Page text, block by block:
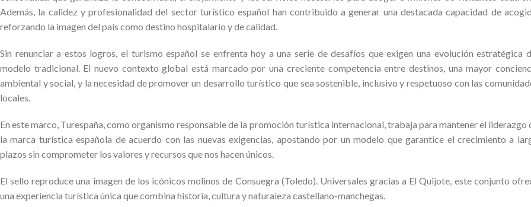
Además, la calidez y profesionalidad del sector turístico español han contribuido a generar una destacada capacidad de
reforzando la imagen del país como destino hospitalario y de calidad.
Sin renunciar a estos logros, el turismo español se enfrenta hoy a una serie de desafíos que exigen una evolución estratégica
modelo tradicional. El nuevo contexto global está marcado por una creciente competencia entre destinos, una mayor
ambiental y social, y la necesidad de promover un desarrollo turístico que sea sostenible, inclusivo y respetuoso con las
locales.
En este marco, Turespaña, como organismo responsable de la promoción turística internacional, trabaja para mantener el liderazgo
la marca turística española de acuerdo con las nuevas exigencias, apostando por un modelo que garantice el crecimiento a
plazos sin comprometer los valores y recursos que nos hacen únicos.
El sello reproduce una imagen de los icónicos molinos de Consuegra (Toledo). Universales gracias a El Quijote, este conjunto
una experiencia turística única que combina historia, cultura y naturaleza castellano-manchegas.